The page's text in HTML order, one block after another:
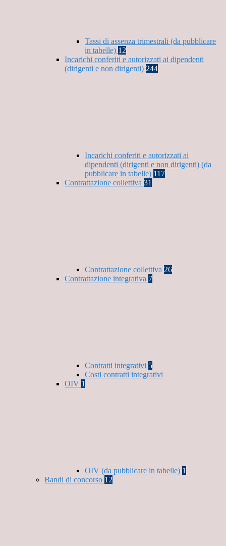
Tassi di assenza trimestrali (da pubblicare
in tabelle) 12
Incarichi conferiti e autorizzati ai dipendenti
(dirigenti e non dirigenti) 244
Incarichi conferiti e autorizzati ai
dipendenti (dirigenti e non dirigenti) (da
pubblicare in tabelle) 117
Contrattazione collettiva 31
Contrattazione collettiva 26
Contrattazione integrativa 7
Contratti integrativi 5
Costi contratti integrativi
OIV 1
OIV (da pubblicare in tabelle) 1
Bandi di concorso 12